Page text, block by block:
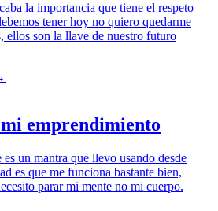
la importancia que tiene el respeto
tener hoy no quiero quedarme
ellos son la llave de nuestro futuro
emprendimiento
es un mantra que llevo usando desde
es que me funciona bastante bien,
parar mi mente no mi cuerpo.